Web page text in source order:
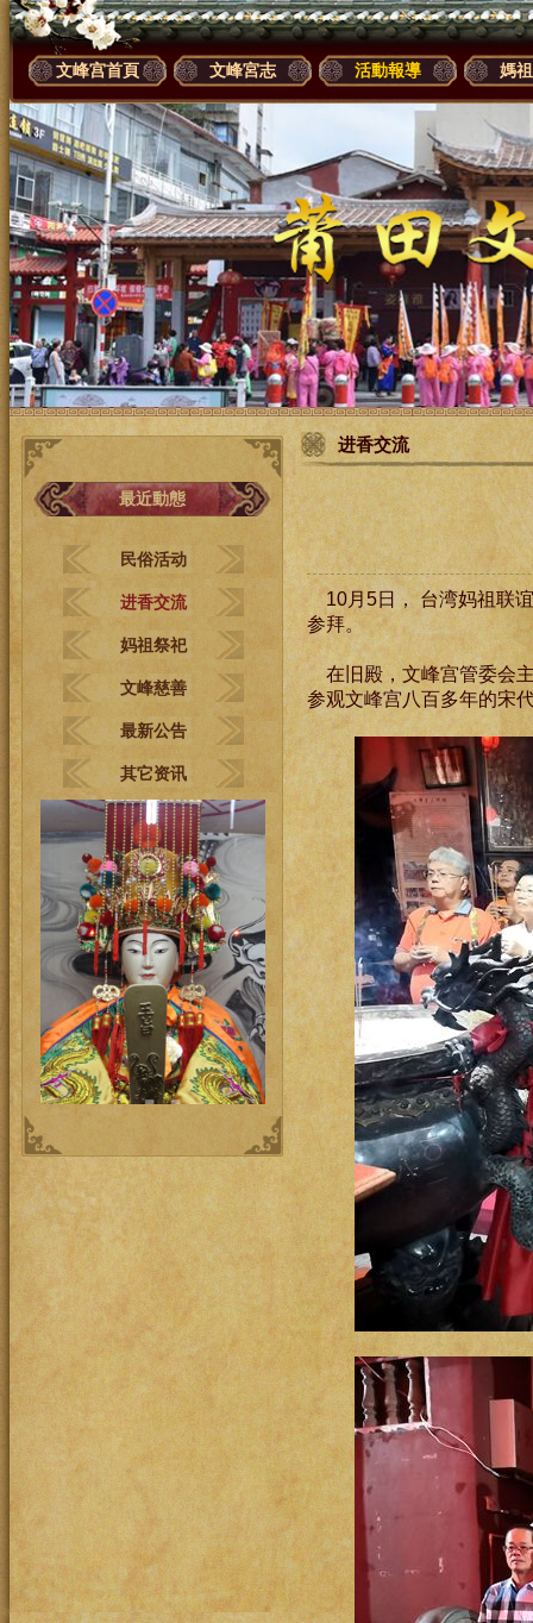
文峰宫首頁 文峰宮志 活動報導 媽
最近動態
民俗活动
进香交流
妈祖祭祀
文峰慈善
最新公告
其它资讯
进香交流
10月5日， 台湾妈祖联
参拜。
在旧殿，文峰宫管委会
参观文峰宫八百多年的宋